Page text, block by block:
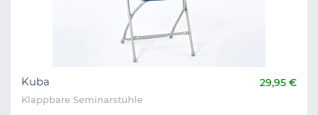
Kuba 29,95 €
Klappbare Seminarstühle